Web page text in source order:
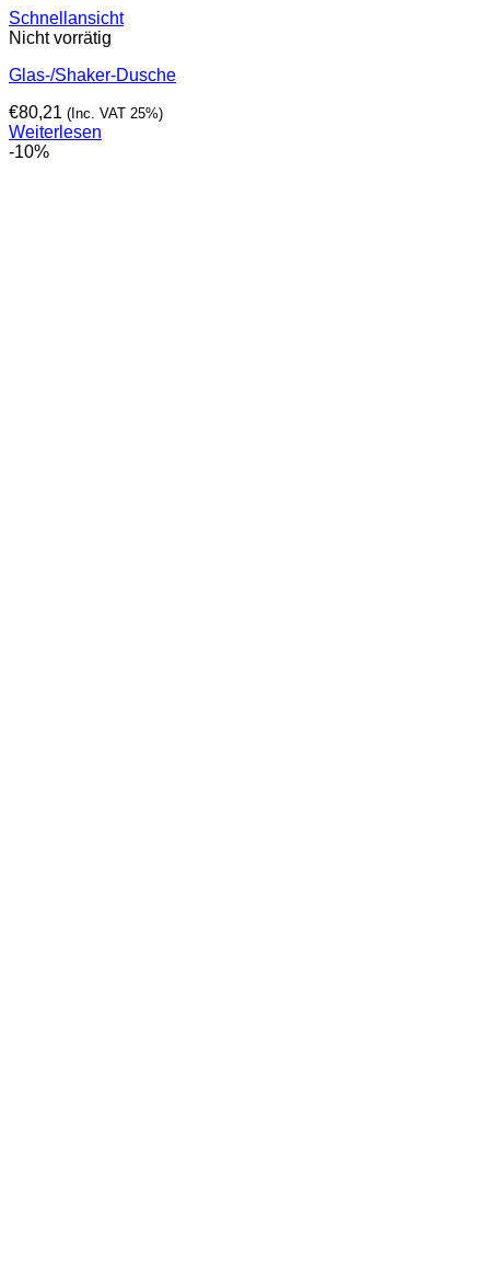
Schnellansicht
Nicht vorrätig
Glas-/Shaker-Dusche
€80,21 (Inc. VAT 25%)
Weiterlesen
-10%